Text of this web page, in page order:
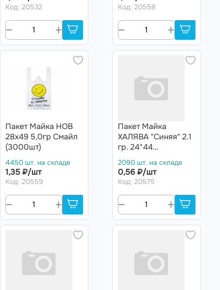
Код: 20532 Код: 20558
Пакет Майка НОВ
28х49 5,0гр Смайл
(3000шт)
4450 шт. на складе
1,35 ₽/шт
Код: 20559
Пакет Майка
ХАЛЯВА "Синяя" 2.1
гр. 24*44
2090 шт. на складе
0,56 ₽/шт
Код: 20575